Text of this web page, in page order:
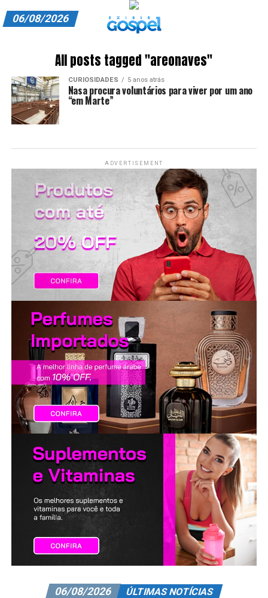
ASSINE
CARRINHO
EDITORIAL
EXPEDIENTE
FINALIZAR COMPRA
HOME
LANÇAMENTOS
06/08/2026
All posts tagged "areonaves"
CURIOSIDADES 5 anos atrás
Nasa procura voluntários para viver por um ano
“em Marte”
ADVERTISEMENT
06/08/2026 ÚLTIMAS NOTÍCIAS